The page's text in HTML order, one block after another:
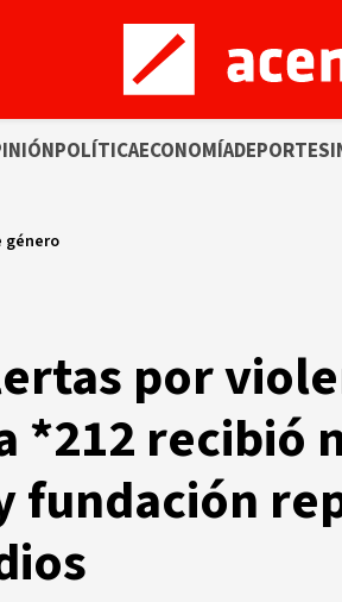
POLÍTICAECONOMÍADEPORTES
género
por
*212 recibió
fundación